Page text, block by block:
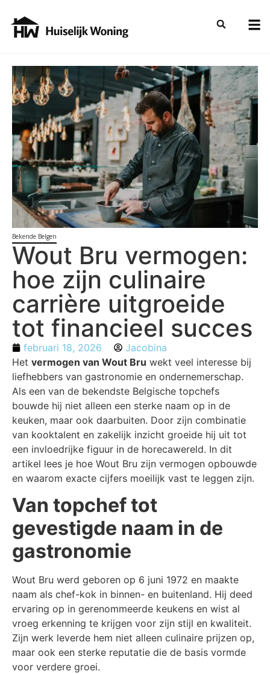
Bekende Belgen
Wout Bru vermogen:
hoe zijn culinaire
carrière uitgroeide
tot financieel succes
februari 18, 2026
Jacobina
Het vermogen van Wout Bru wekt veel interesse bij
liefhebbers van gastronomie en ondernemerschap.
Als een van de bekendste Belgische topchefs
bouwde hij niet alleen een sterke naam op in de
keuken, maar ook daarbuiten. Door zijn combinatie
van kooktalent en zakelijk inzicht groeide hij uit tot
een invloedrijke figuur in de horecawereld. In dit
artikel lees je hoe Wout Bru zijn vermogen opbouwde
en waarom exacte cijfers moeilijk vast te leggen zijn.
Van topchef tot
gevestigde naam in de
gastronomie
Wout Bru werd geboren op 6 juni 1972 en maakte
naam als chef-kok in binnen- en buitenland. Hij deed
ervaring op in gerenommeerde keukens en wist al
vroeg erkenning te krijgen voor zijn stijl en kwaliteit.
Zijn werk leverde hem niet alleen culinaire prijzen op,
maar ook een sterke reputatie die de basis vormde
voor verdere groei.